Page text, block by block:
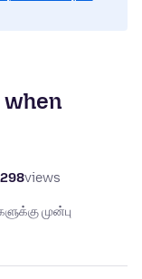
when
298views
முன்பு